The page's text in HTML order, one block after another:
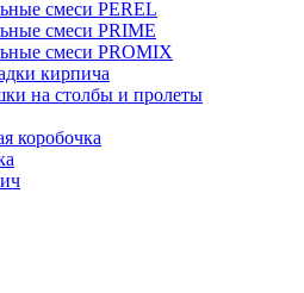
смеси PEREL
смеси PRIME
смеси PROMIX
кирпича
на столбы и пролеты
коробочка